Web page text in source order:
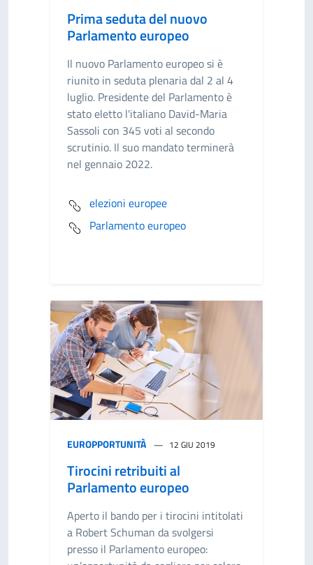
Prima seduta del nuovo
Parlamento europeo
Il nuovo Parlamento europeo si è
riunito in seduta plenaria dal 2 al 4
luglio. Presidente del Parlamento è
stato eletto l'italiano David-Maria
Sassoli con 345 voti al secondo
scrutinio. Il suo mandato terminerà
nel gennaio 2022.
elezioni europee
Parlamento europeo
EUROPPORTUNITÀ 12 GIU 2019
Tirocini retribuiti al
Parlamento europeo
Aperto il bando per i tirocini intitolati
a Robert Schuman da svolgersi
presso il Parlamento europeo: